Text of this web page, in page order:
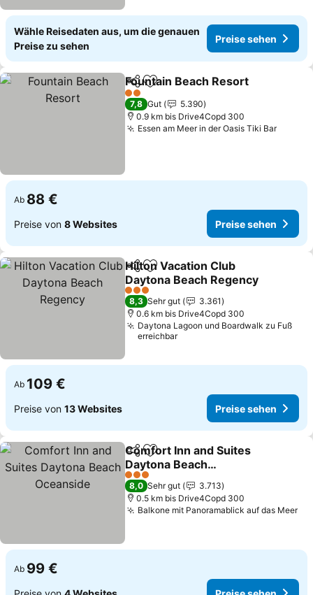
Wähle Reisedaten aus, um die genauen
Preise zu sehen
Preise sehen
TeilenZu Favoriten hinzufügen
Fountain Beach Resort
2 Sterne
7,8 Gut
5.390
0.9 km bis Drive4Copd 300
Essen am Meer in der Oasis Tiki Bar
Ab 88 €
Preise von 8 Websites Preise sehen
TeilenZu Favoriten hinzufügen
Hilton Vacation Club
Daytona Beach Regency
3 Sterne
8,3 Sehr gut
3.361
0.6 km bis Drive4Copd 300
Daytona Lagoon und Boardwalk zu Fuß
erreichbar
Ab 109 €
Preise von 13 Websites Preise sehen
TeilenZu Favoriten hinzufügen
Comfort Inn and Suites
Daytona Beach
Oceanside
3 Sterne
8,0 Sehr gut
3.713
0.5 km bis Drive4Copd 300
Balkone mit Panoramablick auf das Meer
Ab 99 €